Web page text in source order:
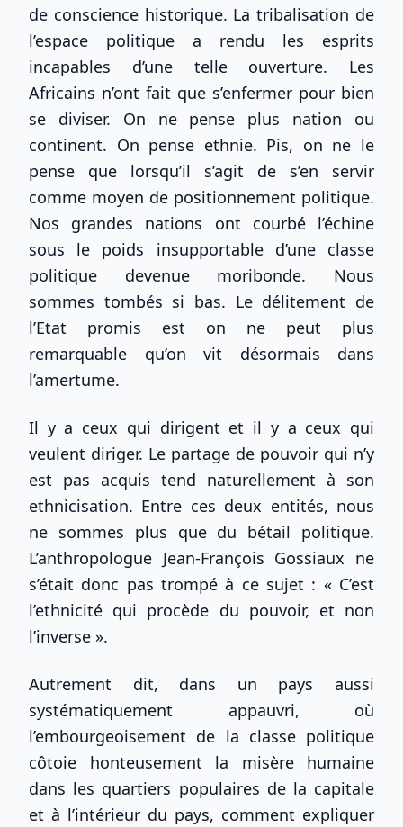
de conscience historique. La tribalisation de
l’espace politique a rendu les esprits
incapables d’une telle ouverture. Les
Africains n’ont fait que s’enfermer pour bien
se diviser. On ne pense plus nation ou
continent. On pense ethnie. Pis, on ne le
pense que lorsqu’il s’agit de s’en servir
comme moyen de positionnement politique.
Nos grandes nations ont courbé l’échine
sous le poids insupportable d’une classe
politique devenue moribonde. Nous
sommes tombés si bas. Le délitement de
l’Etat promis est on ne peut plus
remarquable qu’on vit désormais dans
l’amertume.
Il y a ceux qui dirigent et il y a ceux qui
veulent diriger. Le partage de pouvoir qui n’y
est pas acquis tend naturellement à son
ethnicisation. Entre ces deux entités, nous
ne sommes plus que du bétail politique.
L’anthropologue Jean-François Gossiaux ne
s’était donc pas trompé à ce sujet : « C’est
l’ethnicité qui procède du pouvoir, et non
l’inverse ».
Autrement dit, dans un pays aussi
systématiquement appauvri, où
l’embourgeoisement de la classe politique
côtoie honteusement la misère humaine
dans les quartiers populaires de la capitale
et à l’intérieur du pays, comment expliquer